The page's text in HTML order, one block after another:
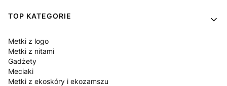
Linki w stopce
TOP KATEGORIE
Metki z logo
Metki z nitami
Gadżety
Meciaki
Metki z ekoskóry i ekozamszu